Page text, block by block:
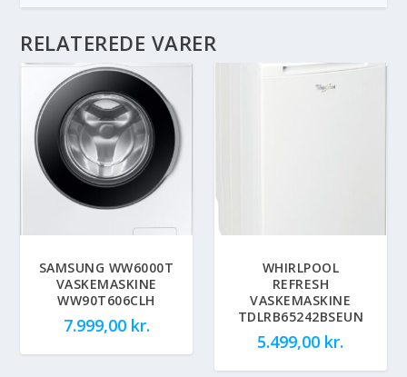
RELATEREDE VARER
SAMSUNG WW6000T
VASKEMASKINE
WW90T606CLH
7.999,00 kr.
WHIRLPOOL
REFRESH
VASKEMASKINE
TDLRB65242BSEUN
5.499,00 kr.